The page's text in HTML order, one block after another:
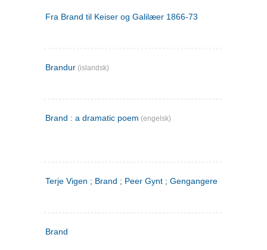
Fra Brand til Keiser og Galilæer 1866-73
Brandur (islandsk)
Brand : a dramatic poem (engelsk)
Terje Vigen ; Brand ; Peer Gynt ; Gengangere
Brand